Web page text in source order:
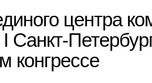
центра
Санкт-
конгрессе